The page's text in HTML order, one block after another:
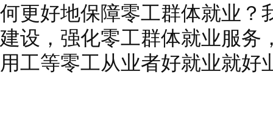
何更好地保障零工群体就业？
建设，强化零工群体就业服务
用工等零工从业者好就业就好